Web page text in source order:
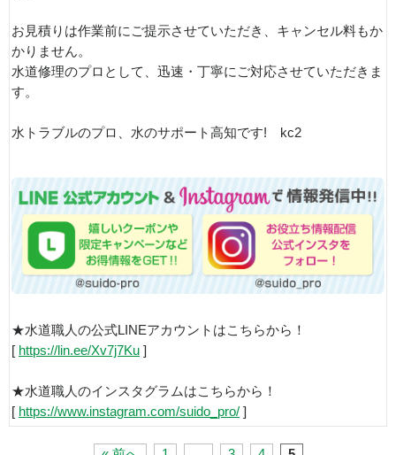
お見積りは作業前にご提示させていただき、キャンセル料もか
かりません。
水道修理のプロとして、迅速・丁寧にご対応させていただきま
す。
水トラブルのプロ、水のサポート高知です! kc2
★水道職人の公式LINEアカウントはこちらから！
[ https://lin.ee/Xv7j7Ku ]
★水道職人のインスタグラムはこちらから！
[ https://www.instagram.com/suido_pro/ ]